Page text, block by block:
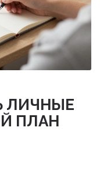
ЛИЧНЫЕ
ПЛАН